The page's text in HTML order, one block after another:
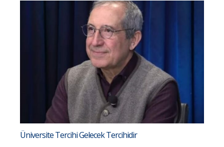
Üniversite Tercihi Gelecek Tercihidir